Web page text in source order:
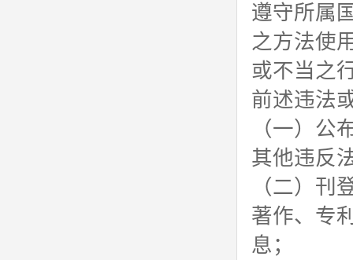
遵守所属
之方法使
或不当之
前述违法
（一）公
其他违反
（二）刊
著作、专
息；